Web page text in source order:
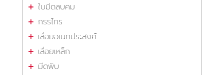
ใบมีดลบคม
กรรไกร
เลื่อยอเนกประสงค์
เลื่อยเหล็ก
มีดพับ